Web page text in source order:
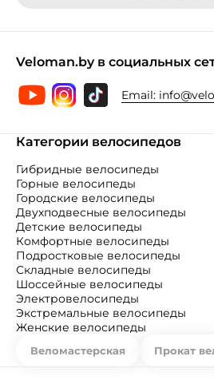
Veloman.by в социальных
Email:
Категории велосипедов
Гибридные велосипеды
Горные велосипеды
Городские велосипеды
Двухподвесные велосипеды
Детские велосипеды
Комфортные велосипеды
Подростковые велосипеды
Складные велосипеды
Шоссейные велосипеды
Электровелосипеды
Экстремальные велосипеды
Женские велосипеды
Веломастерская Прокат